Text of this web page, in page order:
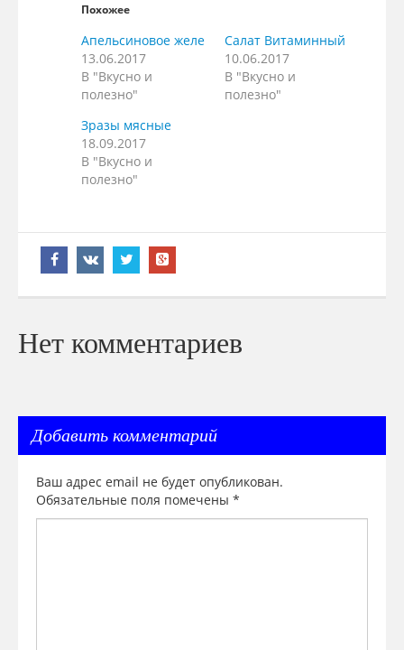
Похожее
Апельсиновое желе
13.06.2017
В "Вкусно и
полезно"
Салат Витаминный
10.06.2017
В "Вкусно и
полезно"
Зразы мясные
18.09.2017
В "Вкусно и
полезно"
Нет комментариев
Добавить комментарий
Ваш адрес email не будет опубликован.
Обязательные поля помечены *